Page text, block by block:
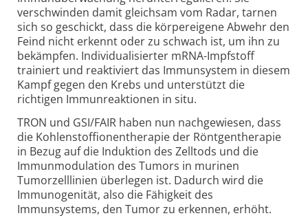
verschwinden damit gleichsam vom Radar, tarnen
sich so geschickt, dass die körpereigene Abwehr den
Feind nicht erkennt oder zu schwach ist, um ihn zu
bekämpfen. Individualisierter mRNA-Impfstoff
trainiert und reaktiviert das Immunsystem in diesem
Kampf gegen den Krebs und unterstützt die
richtigen Immunreaktionen in situ.
TRON und GSI/FAIR haben nun nachgewiesen, dass
die Kohlenstoffionentherapie der Röntgentherapie
in Bezug auf die Induktion des Zelltods und die
Immunmodulation des Tumors in murinen
Tumorzelllinien überlegen ist. Dadurch wird die
Immunogenität, also die Fähigkeit des
Immunsystems, den Tumor zu erkennen, erhöht.